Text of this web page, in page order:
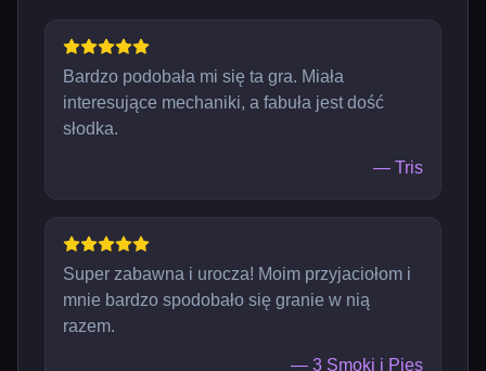
Bardzo podobała mi się ta gra. Miała
interesujące mechaniki, a fabuła jest dość
słodka.
— Tris
Super zabawna i urocza! Moim przyjaciołom i
mnie bardzo spodobało się granie w nią
razem.
— 3 Smoki i Pies